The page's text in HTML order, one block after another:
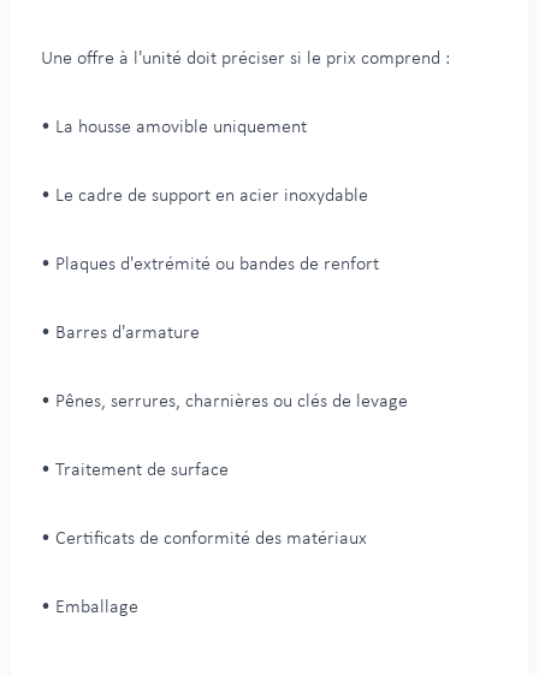
Une offre à l'unité doit préciser si le prix comprend :
• La housse amovible uniquement
• Le cadre de support en acier inoxydable
• Plaques d'extrémité ou bandes de renfort
• Barres d'armature
• Pênes, serrures, charnières ou clés de levage
• Traitement de surface
• Certificats de conformité des matériaux
• Emballage